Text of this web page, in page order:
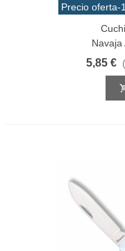
Precio oferta-
Navaja
5,85 €